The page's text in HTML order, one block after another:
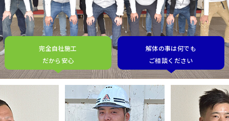
完全自社施工
だから安心
解体の事は何でも
ご相談ください